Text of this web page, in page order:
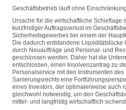
Geschäftsbetrieb läuft ohne
Ursache für die wirtschaftliche Schieflage
kurzfristiger Auftragsverlust im
Sicherheitsgewerbes bei einem der
Die dadurch entstandene Liquiditätslücke
durch Neuaufträge und Personal- und
geschlossen werden. Daher hat die
entschlossen, einen Insolvenzantrag zu
Personalservice mit den Instrumenten des
Sanierungsrechts eine
eines Investors, der optimalerweise auch
gleichwohl notwendig, um den
mittel- und langfristig wirtschaftlich